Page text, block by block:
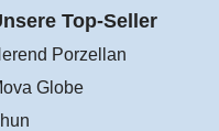
Top-Seller
Porzellan
Globe